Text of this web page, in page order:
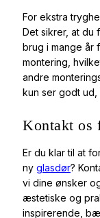
For ekstra
Det sikrer, at du
brug i mange år
montering,
andre
kun ser godt
Kontakt os
Er du klar til at
ny glasdør?
vi dine ønsker
æstetiske og
inspirerende,